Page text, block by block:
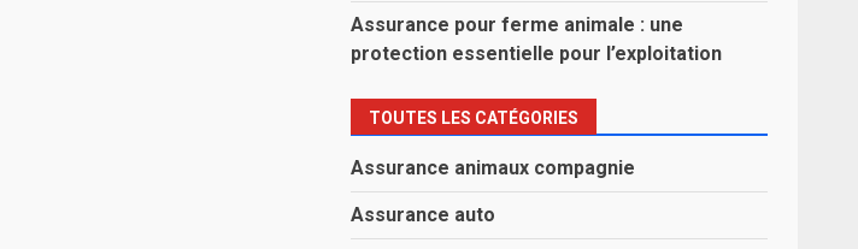
Assurance pour ferme animale : une
protection essentielle pour l’exploitation
TOUTES LES CATÉGORIES
Assurance animaux compagnie
Assurance auto